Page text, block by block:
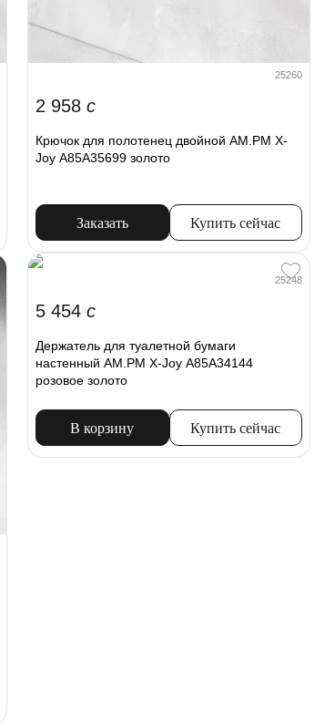
25260
2 958c
Крючок для полотенец двойной AM.PM X-
Joy A85A35699 золото
Заказать Купить сейчас
25248
5 454c
Держатель для туалетной бумаги
настенный AM.PM X-Joy A85A34144
розовое золото
В корзину Купить сейчас